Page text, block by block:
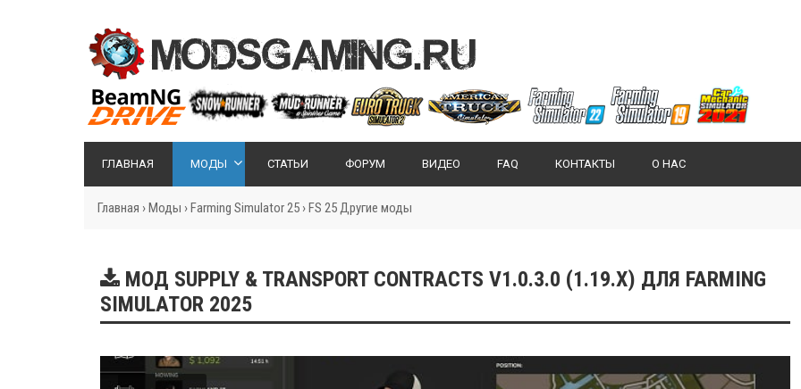
ГЛАВНАЯ МОДЫ СТАТЬИ ФОРУМ ВИДЕО FAQ КОНТАКТЫ О НАС
Главная ›Моды ›Farming Simulator 25 ›FS 25 Другие моды
МОД SUPPLY & TRANSPORT CONTRACTS V1.0.3.0 (1.19.X) ДЛЯ FARMING
SIMULATOR 2025